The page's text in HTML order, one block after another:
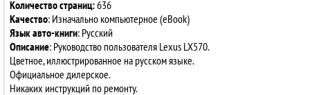
Количество страниц:636
Качество: Изначально компьютерное (eBook)
Язык авто-книги: Русский
Описание: Руководство пользователя Lexus LX570.
Цветное, иллюстрированное на русском языке.
Официальное дилерское.
Никаких инструкций по ремонту.